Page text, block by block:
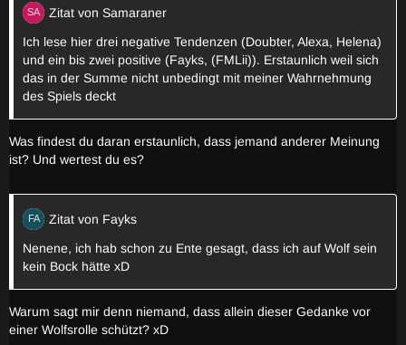
Zitat von Samaraner
Ich lese hier drei negative Tendenzen (Doubter, Alexa, Helena)
und ein bis zwei positive (Fayks, (FMLii)). Erstaunlich weil sich
das in der Summe nicht unbedingt mit meiner Wahrnehmung
des Spiels deckt
Was findest du daran erstaunlich, dass jemand anderer Meinung
ist? Und wertest du es?
Zitat von Fayks
Nenene, ich hab schon zu Ente gesagt, dass ich auf Wolf sein
kein Bock hätte xD
Warum sagt mir denn niemand, dass allein dieser Gedanke vor
einer Wolfsrolle schützt? xD